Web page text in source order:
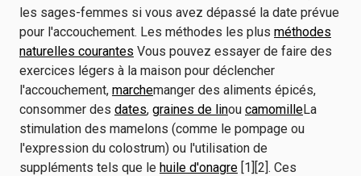
les sages-femmes si vous avez dépassé la date prévue
pour l'accouchement. Les méthodes les plus méthodes
naturelles courantes Vous pouvez essayer de faire des
exercices légers à la maison pour déclencher
l'accouchement, marchemanger des aliments épicés,
consommer des dates, graines de linou camomilleLa
stimulation des mamelons (comme le pompage ou
l'expression du colostrum) ou l'utilisation de
suppléments tels que le huile d'onagre [1][2]. Ces